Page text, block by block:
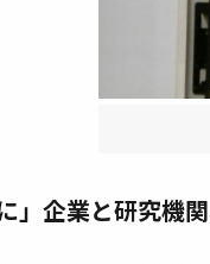
」――企業と研究